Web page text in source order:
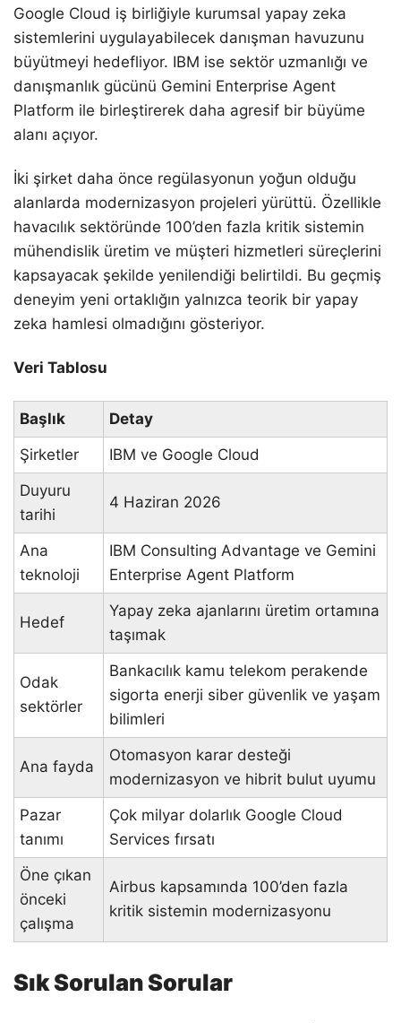
Google Cloud iş birliğiyle kurumsal yapay zeka
sistemlerini uygulayabilecek danışman havuzunu
büyütmeyi hedefliyor. IBM ise sektör uzmanlığı ve
danışmanlık gücünü Gemini Enterprise Agent
Platform ile birleştirerek daha agresif bir büyüme
alanı açıyor.
İki şirket daha önce regülasyonun yoğun olduğu
alanlarda modernizasyon projeleri yürüttü. Özellikle
havacılık sektöründe 100’den fazla kritik sistemin
mühendislik üretim ve müşteri hizmetleri süreçlerini
kapsayacak şekilde yenilendiği belirtildi. Bu geçmiş
deneyim yeni ortaklığın yalnızca teorik bir yapay
zeka hamlesi olmadığını gösteriyor.
Veri Tablosu
Başlık
Detay
Şirketler
IBM ve Google Cloud
Duyuru
tarihi
4 Haziran 2026
Ana
teknoloji
IBM Consulting Advantage ve Gemini
Enterprise Agent Platform
Hedef
Yapay zeka ajanlarını üretim ortamına
taşımak
Odak
sektörler
Bankacılık kamu telekom perakende
sigorta enerji siber güvenlik ve yaşam
bilimleri
Ana fayda
Otomasyon karar desteği
modernizasyon ve hibrit bulut uyumu
Pazar
tanımı
Çok milyar dolarlık Google Cloud
Services fırsatı
Öne çıkan
önceki
çalışma
Airbus kapsamında 100’den fazla
kritik sistemin modernizasyonu
Sık Sorulan Sorular